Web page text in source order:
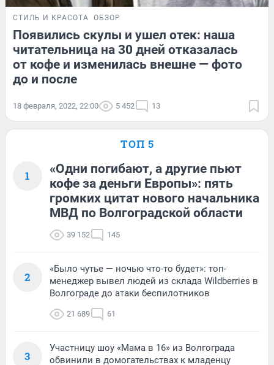
СТИЛЬ И КРАСОТА ОБЗОР
Появились скулы и ушел отек: наша
читательница на 30 дней отказалась
от кофе и изменилась внешне — фото
до и после
18 февраля, 2022, 22:00 5 452 13
ТОП 5
1
«Одни погибают, а другие пьют
кофе за деньги Европы»: пять
громких цитат нового начальника
МВД по Волгоградской области
39 152 145
2
«Было чутье — ночью что-то будет»: топ-
менеджер вывел людей из склада Wildberries в
Волгограде до атаки беспилотников
21 689 61
3
Участницу шоу «Мама в 16» из Волгограда
обвинили в домогательствах к младенцу